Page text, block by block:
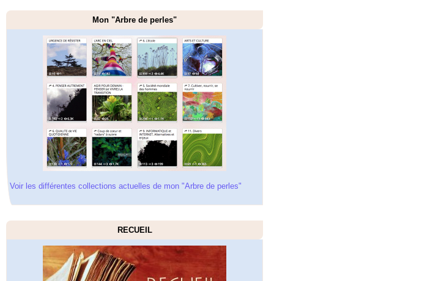
Mon "Arbre de perles"
Voir les différentes collections actuelles de mon "Arbre de perles"
RECUEIL